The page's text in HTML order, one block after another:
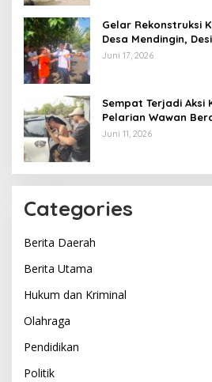
Gelar Rekonstruksi
Desa Mendingin,
Juni 17, 2026
Sempat Terjadi Aksi
Pelarian Wawan
Opsnal Polsek
Juni 11, 2026
Categories
Berita Daerah
Berita Utama
Hukum dan Kriminal
Olahraga
Pendidikan
Politik